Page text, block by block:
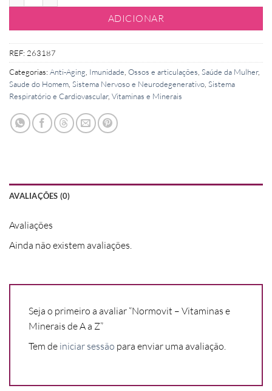
ADICIONAR
REF: 263187
Categorias: Anti-Aging Imunidade Ossos e articulações Saúde da Mulher,
Saude do Homem Sistema Nervoso e Neurodegenerativo Sistema
Respiratório e Cardiovascular, Vitaminas e Minerais
AVALIAÇÕES (0)
Avaliações
Ainda não existem avaliações.
Seja o primeiro a avaliar “Normovit – Vitaminas e
Minerais de A a Z”
Tem de iniciar sessão para enviar uma avaliação.